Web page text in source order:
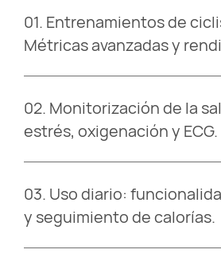
01. Entrenamientos de
Métricas avanzadas y
02. Monitorización de la
estrés, oxigenación y ECG.
03. Uso diario:
y seguimiento de calorías.